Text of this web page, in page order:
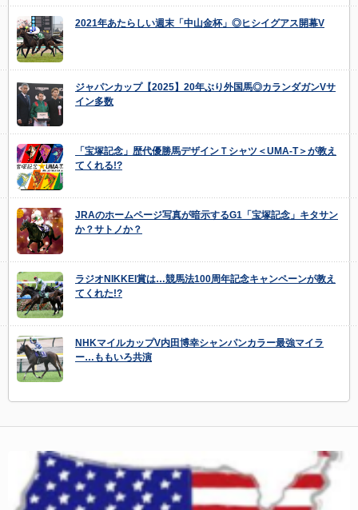
2021年あたらしい週末「中山金杯」◎ヒシイグアス開幕V
ジャパンカップ【2025】20年ぶり外国馬◎カランダガンVサ
イン多数
「宝塚記念」歴代優勝馬デザインＴシャツ＜UMA-T＞が教え
てくれる!?
JRAのホームページ写真が暗示するG1「宝塚記念」キタサン
か？サトノか？
ラジオNIKKEI賞は…競馬法100周年記念キャンペーンが教え
てくれた!?
NHKマイルカップV内田博幸シャンパンカラー最強マイラ
ー…ももいろ共演